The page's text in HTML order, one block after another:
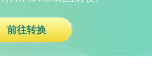
前往转换